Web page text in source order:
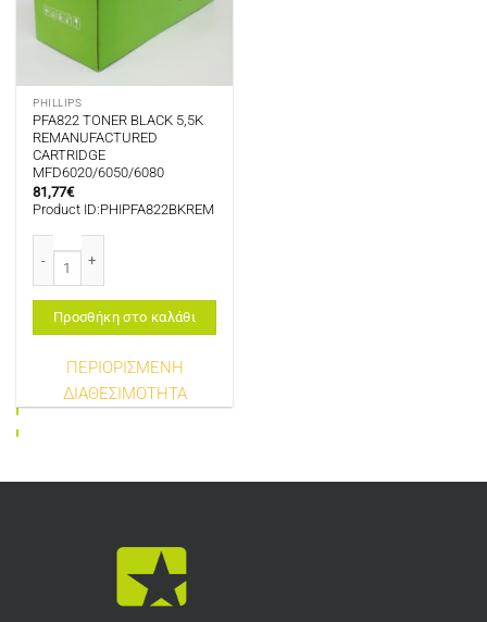
PHILLIPS
PFA822 TONER BLACK 5,5K
REMANUFACTURED
CARTRIDGE
MFD6020/6050/6080
81,77€
Product ID:PHIPFA822BKREM
Προσθήκη στο καλάθι
ΠΕΡΙΟΡΙΣΜΕΝΗ
ΔΙΑΘΕΣΙΜΟΤΗΤΑ